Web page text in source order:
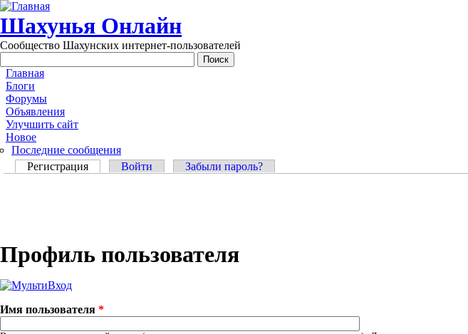
Перейти к основному содержанию
Шахунья Онлайн
Сообщество Шахунских интернет-пользователей
Main menu
Главная
Блоги
Форумы
Объявления
Улучшить сайт
Новое
Последние сообщения
Главные вкладки
Регистрация (активная вкладка)
Войти Забыли пароль?
Профиль пользователя
Имя пользователя *